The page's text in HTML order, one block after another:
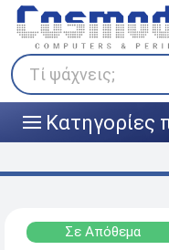
Τί ψάχνεις;
||| Κατηγορίες
Klarna
Πληρώστε σε 3
άτοκες δόσεις
Σε Απόθεμα